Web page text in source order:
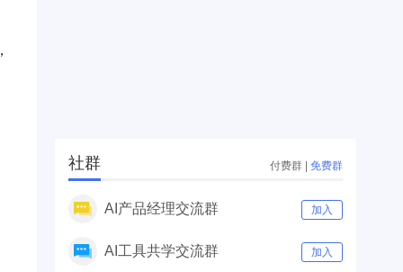
社群 付费群 | 免费群
AI产品经理交流群 加入
AI工具共学交流群 加入